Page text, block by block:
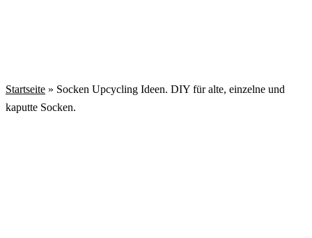
Startseite » Socken Upcycling Ideen. DIY für alte, einzelne und
kaputte Socken.